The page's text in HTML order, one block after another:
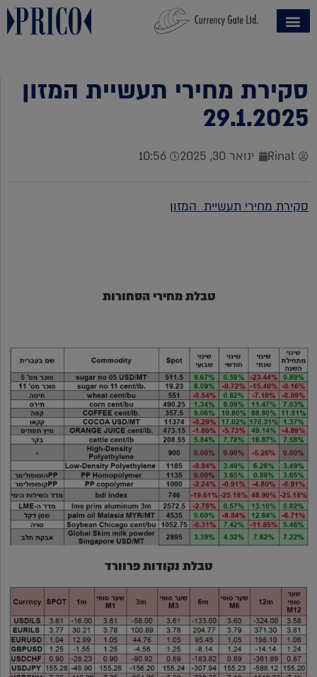
סקירת מחירי תעשיית המזון
29.1.2025
Rinat ינואר 30, 2025 10:56
סקירת מחירי תעשיית המזון
טבלת מחירי הסחורות
טבלת נקודות פרוורד